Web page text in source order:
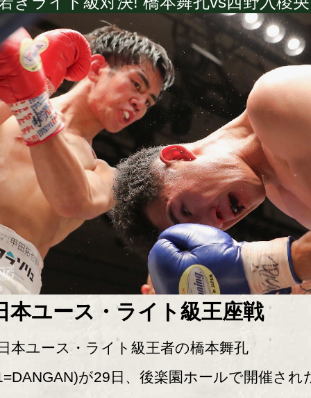
本ユース・ライト級王座戦
ユース・ライト級王者の橋本舞孔
が29日、後楽園ホールで開催され